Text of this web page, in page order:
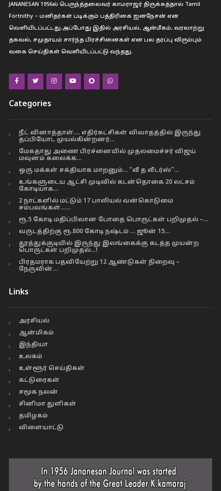
JANANESAN 1956ல் பெருந்த்தலைவர் காமராஜர் திருக்கத்தால் Tamil
Fortnithy – மனிதர்கள் படிக்கும் பத்திரிகை ஐனநேசன் என
வெளியிடப்பட்டது.அப்போது இதில் அரசியல், ஆன்மீகம், வரலாற்று
தகவல், சமுதாயம் சார்ந்த பிரச்சினைகள் என பல தரப்பு விரும்பும்
வகை செய்திகள் வெளியிடப்பட்டு வந்தது.
Categories
நீட் வினாத்தாள்…. எதிர்கட்சிகள் விவாதத்தில் இருந்து
தப்பியோட முயல்கின்றனர்…
மேகதாது அணை பிரச்னையில் முதலமைச்சர் விஜய்
மவுனம் கலைக்க…
ஒரு மக்கள் சக்தியாக மாறனும்… “வீ த லீடர்ஸ்”…
உங்களுடைய ஆட்சி முடிவில் கடன்தொகை 20 லட்சம்
கோடியாக…
2 நாட்களில் மட்டும் 17 பாலியல் வன்கொடுமை
சம்பவங்கள்……
ரூ.5 கோடி மதிப்பிலான போதை பொருட்கள் பறிமுதல் –…
வருடத்திற்கு ரூ.800 கோடி நஷ்டம் … ஜூன் 15…
தூத்துக்குடியில் இருந்து இலங்கைக்கு கடத்த முயன்ற
பொருட்கள் பறிமுதல்…!
பிரதமராக பதவியேற்று 12 ஆண்டுகள் நிறைவு –
நேருவின்…
Links
அரசியல்
ஆன்மிகம்
இந்தியா
உலகம்
உள்ளூர் செய்திகள்
கட்டுரைகள்
சமூக நலன்
சினிமா துளிகள்
தமிழகம்
விளையாட்டு